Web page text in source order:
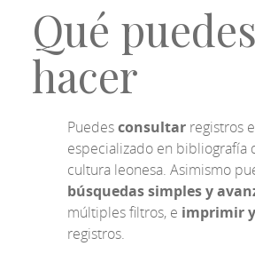
Qué puedes
hacer
Puedesconsultar registros
especializado en bibliografía
cultura leonesa. Asimismo
búsquedas simples y
múltiples filtros, e imprimir
registros.